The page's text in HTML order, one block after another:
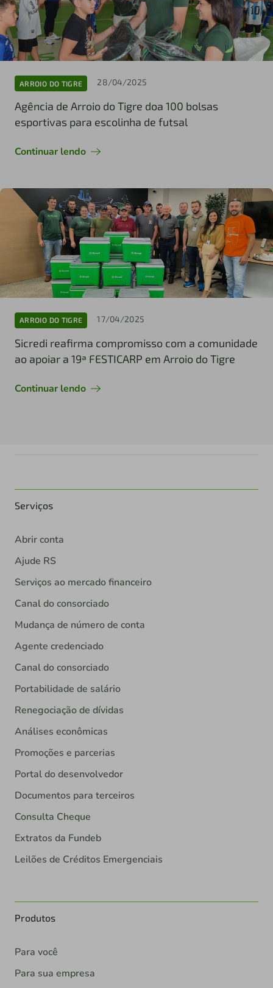
ARROIO DO TIGRE 28/04/2025
Agência de Arroio do Tigre doa 100 bolsas
esportivas para escolinha de futsal
Continuar lendo
ARROIO DO TIGRE 17/04/2025
Sicredi reafirma compromisso com a comunidade
ao apoiar a 19ª FESTICARP em Arroio do Tigre
Continuar lendo
Serviços
Abrir conta
Ajude RS
Serviços ao mercado financeiro
Canal do consorciado
Mudança de número de conta
Agente credenciado
Canal do consorciado
Portabilidade de salário
Renegociação de dívidas
Análises econômicas
Promoções e parcerias
Portal do desenvolvedor
Documentos para terceiros
Consulta Cheque
Extratos da Fundeb
Leilões de Créditos Emergenciais
Produtos
Para você
Para sua empresa